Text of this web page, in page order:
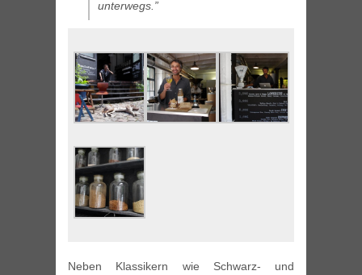
unterwegs.”
Neben Klassikern wie Schwarz- und